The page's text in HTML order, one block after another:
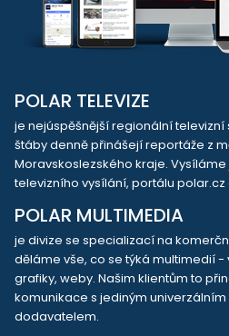
POLAR TELEVIZE
je nejúspěšnější regionální televizní
štáby denně přinášejí reportáže z
Moravskoslezského kraje.
televizního vysílání, portálu
POLAR MULTIMEDIA
je divize se specializací na
děláme vše, co se týká multimedií -
grafiky, weby. Našim klientům to
komunikace s jediným
dodavatelem.